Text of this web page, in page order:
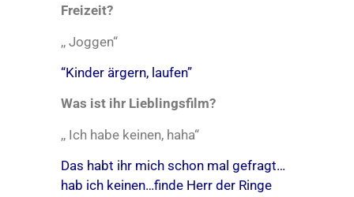
Freizeit?
,, Joggen“
“Kinder ärgern, laufen”
Was ist ihr Lieblingsfilm?
,, Ich habe keinen, haha“
Das habt ihr mich schon mal gefragt…
hab ich keinen…finde Herr der Ringe